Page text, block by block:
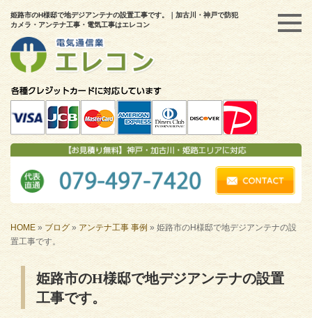
姫路市のH様邸で地デジアンテナの設置工事です。｜加古川・神戸で防犯
カメラ・アンテナ工事・電気工事はエレコン
HOME » ブログ » アンテナ工事 事例 » 姫路市のH様邸で地デジアンテナの設
置工事です。
姫路市のH様邸で地デジアンテナの設置
工事です。